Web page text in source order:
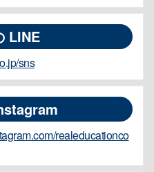
LINE
sns
realeducationco